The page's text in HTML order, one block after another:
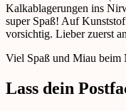
Kalkablagerungen ins
super Spaß! Auf
vorsichtig. Lieber zuerst
Viel Spaß und Miau beim
Lass dein